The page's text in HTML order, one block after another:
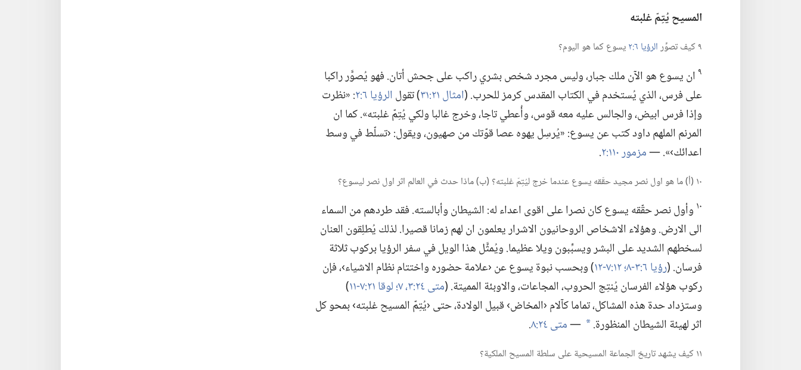
المسيح يُتِمّ غلبته
٩ كيف تصوِّر الرؤيا ٦:‏٢
يسوع كما هو اليوم؟‏
٩ان يسوع هو الآن ملك جبار،‏ وليس مجرد شخص بشري راكب على جحش أتان.‏ فهو يُصوَّر راكبا
على فرس،‏ الذي يُستخدم في الكتاب المقدس كرمز للحرب.‏ (‏امثال ٢١:‏٣١ ‏)‏ تقولالرؤيا ٦:‏٢
‏:‏ «نظرت
وإذا فرس ابيض،‏ والجالس عليه معه قوس،‏ وأُعطي تاجا،‏ وخرج غالبا ولكي يُتِمّ غلبته».‏ كما ان
المرنم الملهم داود كتب عن يسوع:‏ «يُرسِل يهوه عصا قوّتك من صهيون،‏ ويقول:‏ ‹تسلّط في وسط
اعدائك›».‏ —‏مزمور ١١٠:‏٢ ‏.‏
١٠ (‏أ)‏ ما هو اول نصر مجيد حقّقه يسوع عندما خرج ليُتِمّ غلبته؟‏ (‏ب)‏ ماذا حدث في العالم اثر اول نصر ليسوع؟‏
١٠ وأول نصر حقّقه يسوع كان نصرا على اقوى اعداء له:‏ الشيطان وأبالسته.‏ فقد طردهم من السماء
الى الارض.‏ وهؤلاء الاشخاص الروحانيون الاشرار يعلمون ان لهم زمانا قصيرا.‏ لذلك يُطلِقون العنان
لسخطهم الشديد على البشر ويسبِّبون ويلا عظيما.‏ ويُمثَّل هذا الويل في سفر الرؤيا بركوب ثلاثة
فرسان.‏ (‏رؤيا ٦:‏٣-‏٨؛‏
‏)‏ وبحسب نبوة يسوع عن ‹علامة حضوره واختتام نظام الاشياء›،‏ فإن
ركوب هؤلاء الفرسان يُنتِج الحروب،‏ المجاعات،‏ والاوبئة المميتة.‏ (‏متى ٢٤:‏٣،‏ لوقا ٢١:‏٧-‏١١
‏)‏
وستزداد حدة هذه المشاكل،‏ تماما كآ‌لام ‹المخاض› قبيل الولادة،‏ حتى ‹يُتِمّ المسيح غلبته› بمحو كل
اثر لهيئة الشيطان المنظورة.‏ a
—‏متى ٢٤:‏٨ ‏.‏
١١ كيف يشهد تاريخ الجماعة المسيحية على سلطة المسيح الملكية؟‏